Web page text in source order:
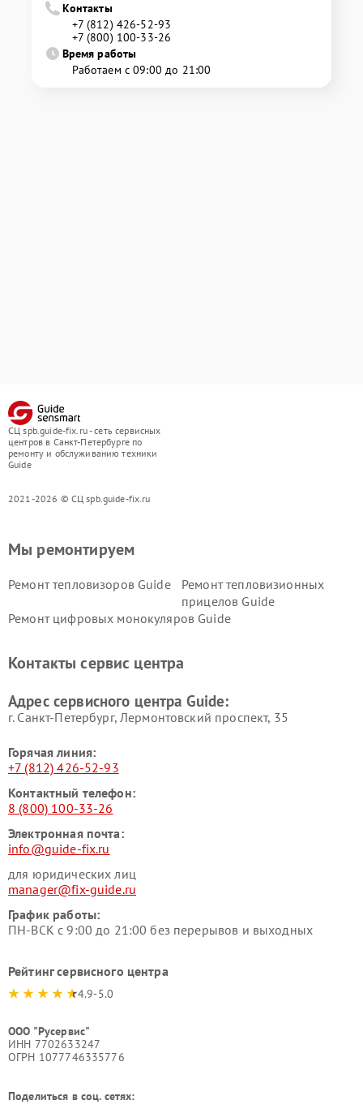
Контакты
+7 (812) 426-52-93
+7 (800) 100-33-26
Время работы
Работаем с 09:00 до 21:00
СЦ spb.guide-fix.ru - сеть сервисных
центров в Санкт-Петербурге по
ремонту и обслуживанию техники
Guide
2021-2026 © СЦ spb.guide-fix.ru
Мы ремонтируем
Ремонт тепловизоров Guide
Ремонт тепловизионных
прицелов Guide
Ремонт цифровых монокуляров Guide
Контакты сервис центра
Адрес сервисного центра Guide:
г. Санкт-Петербург, Лермонтовский проспект, 35
Горячая линия:
+7 (812) 426-52-93
Контактный телефон:
8 (800) 100-33-26
Электронная почта:
info@guide-fix.ru
для юридических лиц
manager@fix-guide.ru
График работы:
ПН-ВСК с 9:00 до 21:00 без перерывов и выходных
Рейтинг сервисного центра
4.9-5.0
ООО "Русервис"
ИНН 7702633247
ОГРН 1077746335776
Поделиться в соц. сетях: